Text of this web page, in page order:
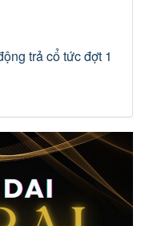
trả cổ tức đợt 1